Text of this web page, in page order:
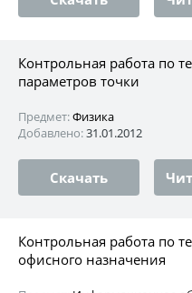
Контрольная работа по
параметров точки
Предмет:Физика
Добавлено:31.01.2012
Скачать
Контрольная работа по
офисного назначения